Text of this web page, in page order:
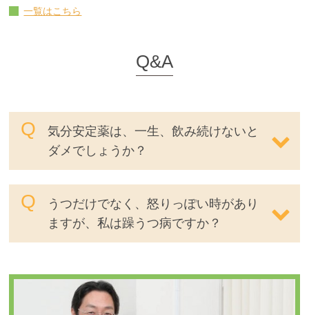
一覧はこちら
Q&A
気分安定薬は、一生、飲み続けないと
ダメでしょうか？
うつだけでなく、怒りっぽい時があり
ますが、私は躁うつ病ですか？